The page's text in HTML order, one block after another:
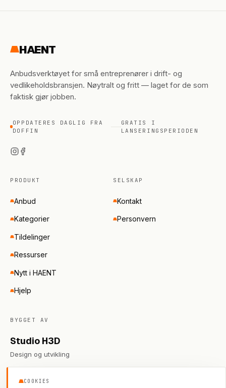
HAENT
Anbudsverktøyet for små entreprenører i drift- og
vedlikeholdsbransjen. Nøytralt og fritt — laget for de som
faktisk gjør jobben.
OPPDATERES DAGLIG FRA
DOFFIN
GRATIS I
LANSERINGSPERIODEN
PRODUKT
Anbud
Kategorier
Tildelinger
Ressurser
Nytt i HAENT
Hjelp
SELSKAP
Kontakt
Personvern
BYGGET AV
Studio H3D
Design og utvikling
COOKIES